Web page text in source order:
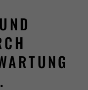
G